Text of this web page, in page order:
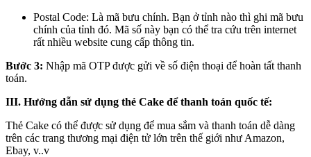
Postal Code: Là mã bưu chính. Bạn ở tỉnh nào thì ghi mã bưu
chính của tỉnh đó. Mã số này bạn có thể tra cứu trên internet
rất nhiều website cung cấp thông tin.
Bước 3: Nhập mã OTP được gửi về số điện thoại để hoàn tất thanh
toán.
III. Hướng dẫn sử dụng thẻ Cake để thanh toán quốc tế:
Thẻ Cake có thể được sử dụng để mua sắm và thanh toán dễ dàng
trên các trang thương mại điện tử lớn trên thế giới như Amazon,
Ebay, v..v